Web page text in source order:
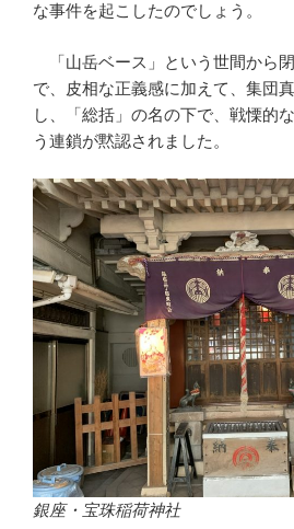
な事件を起こしたのでしょう。
「山岳ベース」という世間から
で、皮相な正義感に加えて、集団
し、「総括」の名の下で、戦慄的
う連鎖が黙認されました。
銀座・宝珠稲荷神社